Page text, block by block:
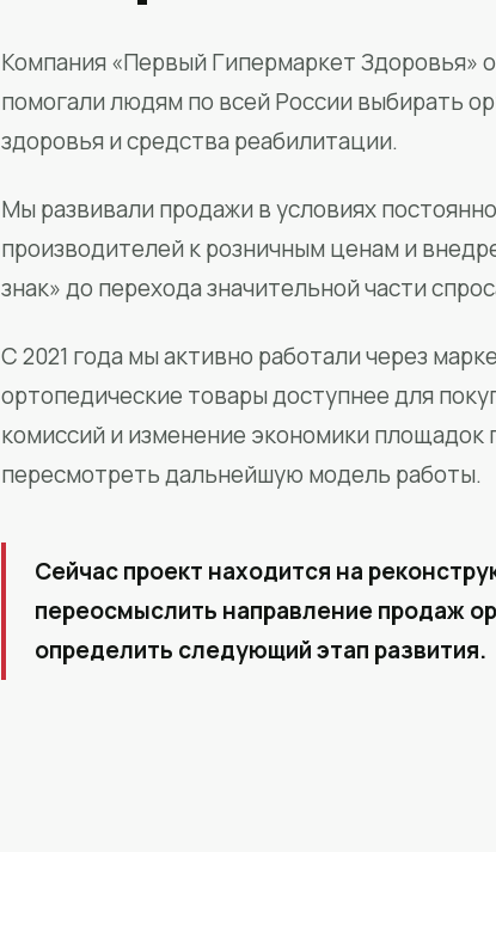
Компания «Первый Гипермаркет Здоровья»
помогали людям по всей России выбирать
здоровья и средства реабилитации.
Мы развивали продажи в условиях
производителей к розничным ценам и
знак» до перехода значительной части
С 2021 года мы активно работали через
ортопедические товары доступнее для
комиссий и изменение экономики
пересмотреть дальнейшую модель работы.
Сейчас проект находится на
переосмыслить направление продаж
определить следующий этап развития.